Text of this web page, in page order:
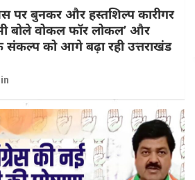
पर बुनकर और हस्तशिल्प कारीगर
बोले वोकल फॉर लोकल’ और
संकल्प को आगे बढ़ा रही उत्तराखंड